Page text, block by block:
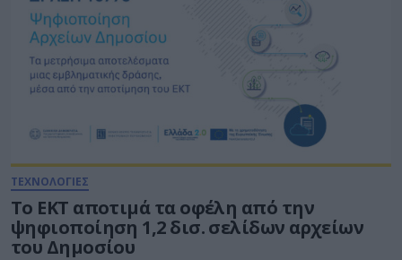
ΤΕΧΝΟΛΟΓΙΕΣ
Το ΕΚΤ αποτιμά τα οφέλη από την
ψηφιοποίηση 1,2 δισ. σελίδων αρχείων
του Δημοσίου